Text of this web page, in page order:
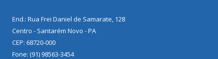
End.: Rua Frei Daniel de Samarate, 128
Centro - Santarém Novo - PA
CEP: 68720-000
Fone: (91) 98563-3454